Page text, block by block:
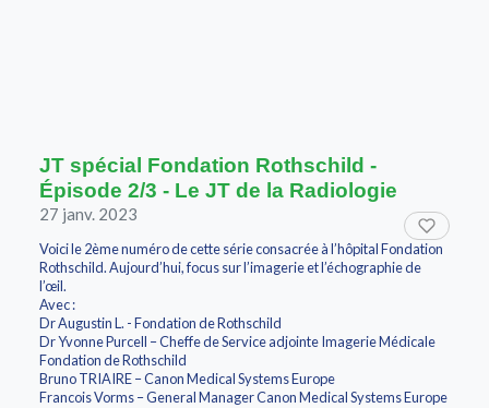
JT spécial Fondation Rothschild -
Épisode 2/3 - Le JT de la Radiologie
27 janv. 2023
Voici le 2ème numéro de cette série consacrée à l’hôpital Fondation
Rothschild. Aujourd’hui, focus sur l’imagerie et l’échographie de
l’œil.
Avec :
Dr Augustin L. - Fondation de Rothschild
Dr Yvonne Purcell – Cheffe de Service adjointe Imagerie Médicale
Fondation de Rothschild
Bruno TRIAIRE – Canon Medical Systems Europe
Francois Vorms – General Manager Canon Medical Systems Europe